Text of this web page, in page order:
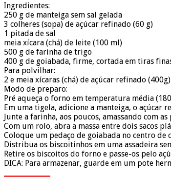
Ingredientes:
250 g de manteiga sem sal gelada
3 colheres (sopa) de açúcar refinado (60 g)
1 pitada de sal
meia xícara (chá) de leite (100 ml)
500 g de farinha de trigo
400 g de goiabada, firme, cortada em tiras
Para polvilhar:
2 e meia xícaras (chá) de açúcar refinado (400g)
Modo de preparo:
Pré aqueça o forno em temperatura média
Em uma tigela, adicione a manteiga, o açúcar
Junte a farinha, aos poucos, amassando com
Com um rolo, abra a massa entre dois sacos
Coloque um pedaço de goiabada no centro de
Distribua os biscoitinhos em uma assadeira
Retire os biscoitos do forno e passe-os pelo
DICA: Para armazenar, guarde em um pote